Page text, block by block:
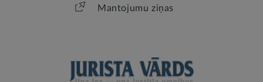
Mantojumu ziņas